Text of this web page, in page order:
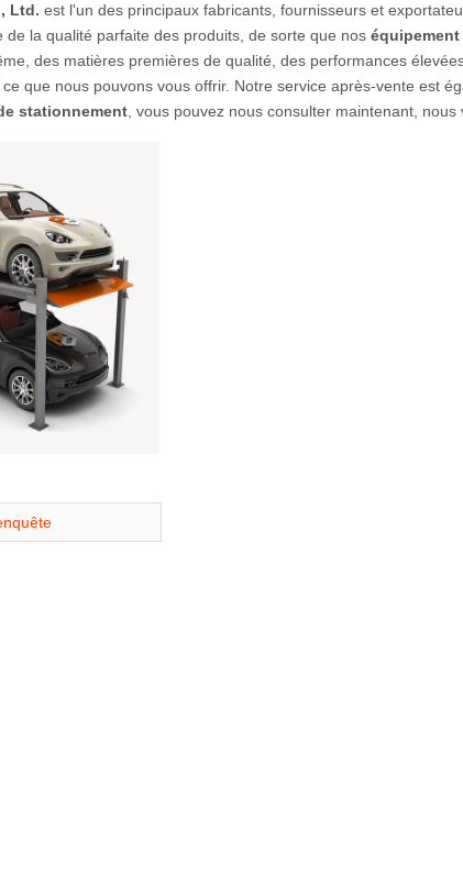
Ltd. est l'un des principaux fabricants, fournisseurs et
de la qualité parfaite des produits, de sorte que nos
des matières premières de qualité, des performances
que nous pouvons vous offrir. Notre service après-vente est
stationnement , vous pouvez nous consulter maintenant,